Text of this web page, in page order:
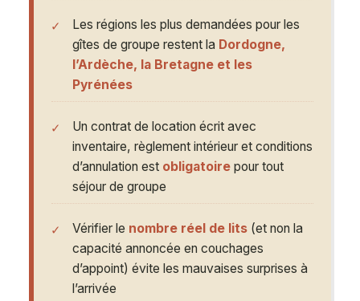
Les régions les plus demandées pour les
gîtes de groupe restent la Dordogne,
l’Ardèche, la Bretagne et les
Pyrénées
Un contrat de location écrit avec
inventaire, règlement intérieur et conditions
d’annulation est obligatoire pour tout
séjour de groupe
Vérifier le nombre réel de lits (et non la
capacité annoncée en couchages
d’appoint) évite les mauvaises surprises à
l’arrivée